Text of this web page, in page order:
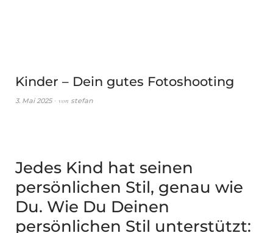
Kinder – Dein gutes Fotoshooting
3. Mai 2025 von stefan
Jedes Kind hat seinen
persönlichen Stil, genau wie
Du. Wie Du Deinen
persönlichen Stil unterstützt: